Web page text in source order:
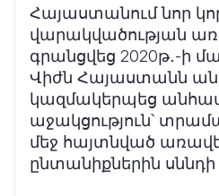
Հայաստանում նոր
վարակվածության
գրանցվեց 2020թ․-ի
Վիժն Հայաստանն
կազմակերպեց
աջակցություն՝
մեջ հայտնված
ընտանիքներին